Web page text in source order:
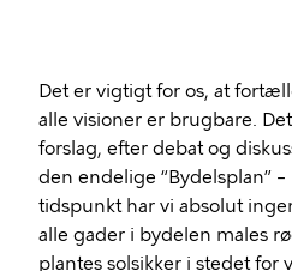
Det er vigtigt for os, at
alle visioner er brugbare.
forslag, efter debat og
den endelige “Bydelsplan”
tidspunkt har vi absolut
alle gader i bydelen males
plantes solsikker i stedet for